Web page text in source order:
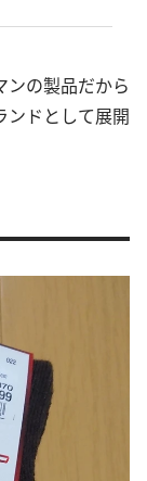
ンの製品だから
ンドとして展開